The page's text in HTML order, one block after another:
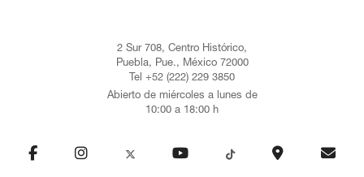
2 Sur 708, Centro Histórico,
Puebla, Pue., México 72000
Tel +52 (222) 229 3850
Abierto de miércoles a lunes de
10:00 a 18:00 h